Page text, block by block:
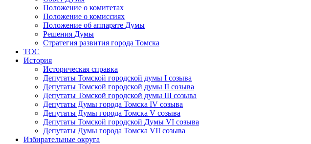
Положение о комитетах
Положение о комиссиях
Положение об аппарате Думы
Решения Думы
Стратегия развития города Томска
ТОС
История
Историческая справка
Депутаты Томской городской думы I созыва
Депутаты Томской городской думы II созыва
Депутаты Томской городской думы III созыва
Депутаты Думы города Томска IV созыва
Депутаты Думы города Томска V созыва
Депутаты Томской городской Думы VI созыва
Депутаты Думы города Томска VII созыва
Избирательные округа